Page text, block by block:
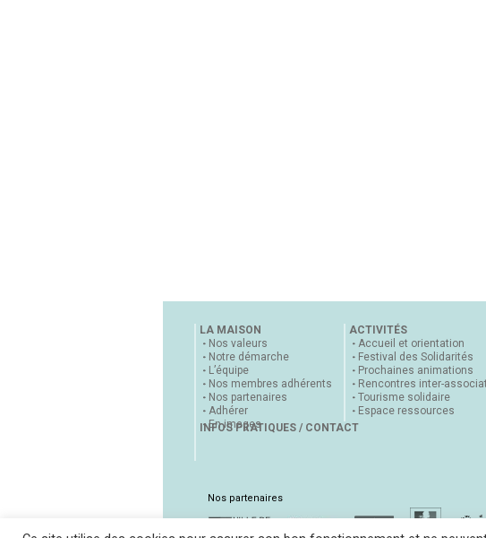
LA MAISON
Nos valeurs
Notre démarche
L’équipe
Nos membres adhérents
Nos partenaires
Adhérer
En images
ACTIVITÉS
Accueil et orientation
Festival des Solidarités
Prochaines animations
Rencontres inter-
Tourisme solidaire
Espace ressources
INFOS PRATIQUES / CONTACT
Nos partenaires